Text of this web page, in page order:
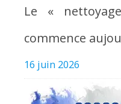
Le «
commence
16 juin 2026